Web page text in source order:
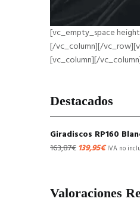
[vc_empty_space
[vc_empty_space
[/vc_column][/
[vc_column][/
Destacados
Giradiscos RP160
163,87€El
era:
139,95€El
es:
IVA no
Valoraciones